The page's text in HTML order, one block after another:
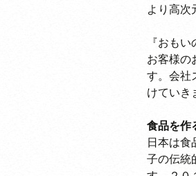
より高次
『おも
お客様の
す。会社
けていき
食品を作
日本は食
子の伝統